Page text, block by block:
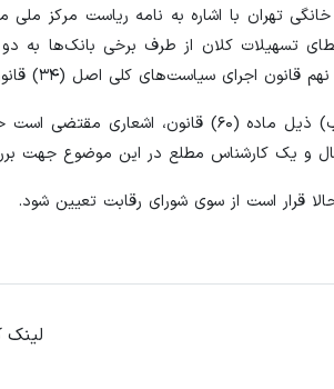
خانگی تهران با اشاره به نامه ریاست مرکز
تسهیلات کلان از طرف برخی بانک‌ها به دو
اصل (۳۴) قانون اساسی در دست بررسی قرار گرفته است.
و یک کارشناس مطلع در این موضوع جهت
قرار است از سوی شورای رقابت تعیین شود.
لینک